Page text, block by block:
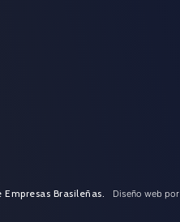
Brasileñas. Diseño web por